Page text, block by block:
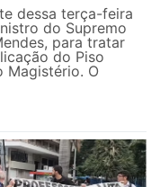
dessa terça-feira
do Supremo
para tratar
do Piso
Magistério. O